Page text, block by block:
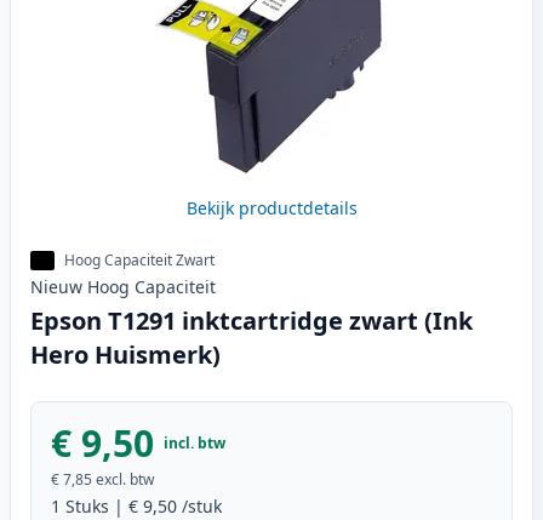
Bekijk productdetails
Hoog Capaciteit Zwart
Nieuw Hoog Capaciteit
Epson T1291 inktcartridge zwart (Ink
Hero Huismerk)
€ 9,50 incl. btw
€ 7,85 excl. btw
1 Stuks | € 9,50 /stuk